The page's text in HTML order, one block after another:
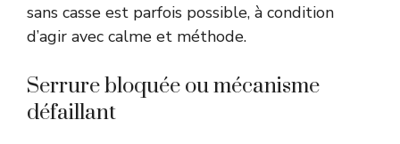
sans casse est parfois possible, à condition
d’agir avec calme et méthode.
Serrure bloquée ou mécanisme
défaillant